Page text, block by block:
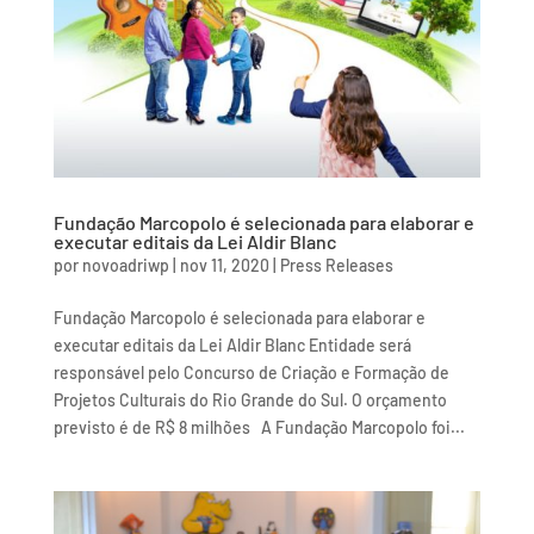
Fundação Marcopolo é selecionada para elaborar e
executar editais da Lei Aldir Blanc
por novoadriwp nov 11, 2020 Press Releases
Fundação Marcopolo é selecionada para elaborar e
executar editais da Lei Aldir Blanc Entidade será
responsável pelo Concurso de Criação e Formação de
Projetos Culturais do Rio Grande do Sul. O orçamento
previsto é de R$ 8 milhões A Fundação Marcopolo foi...